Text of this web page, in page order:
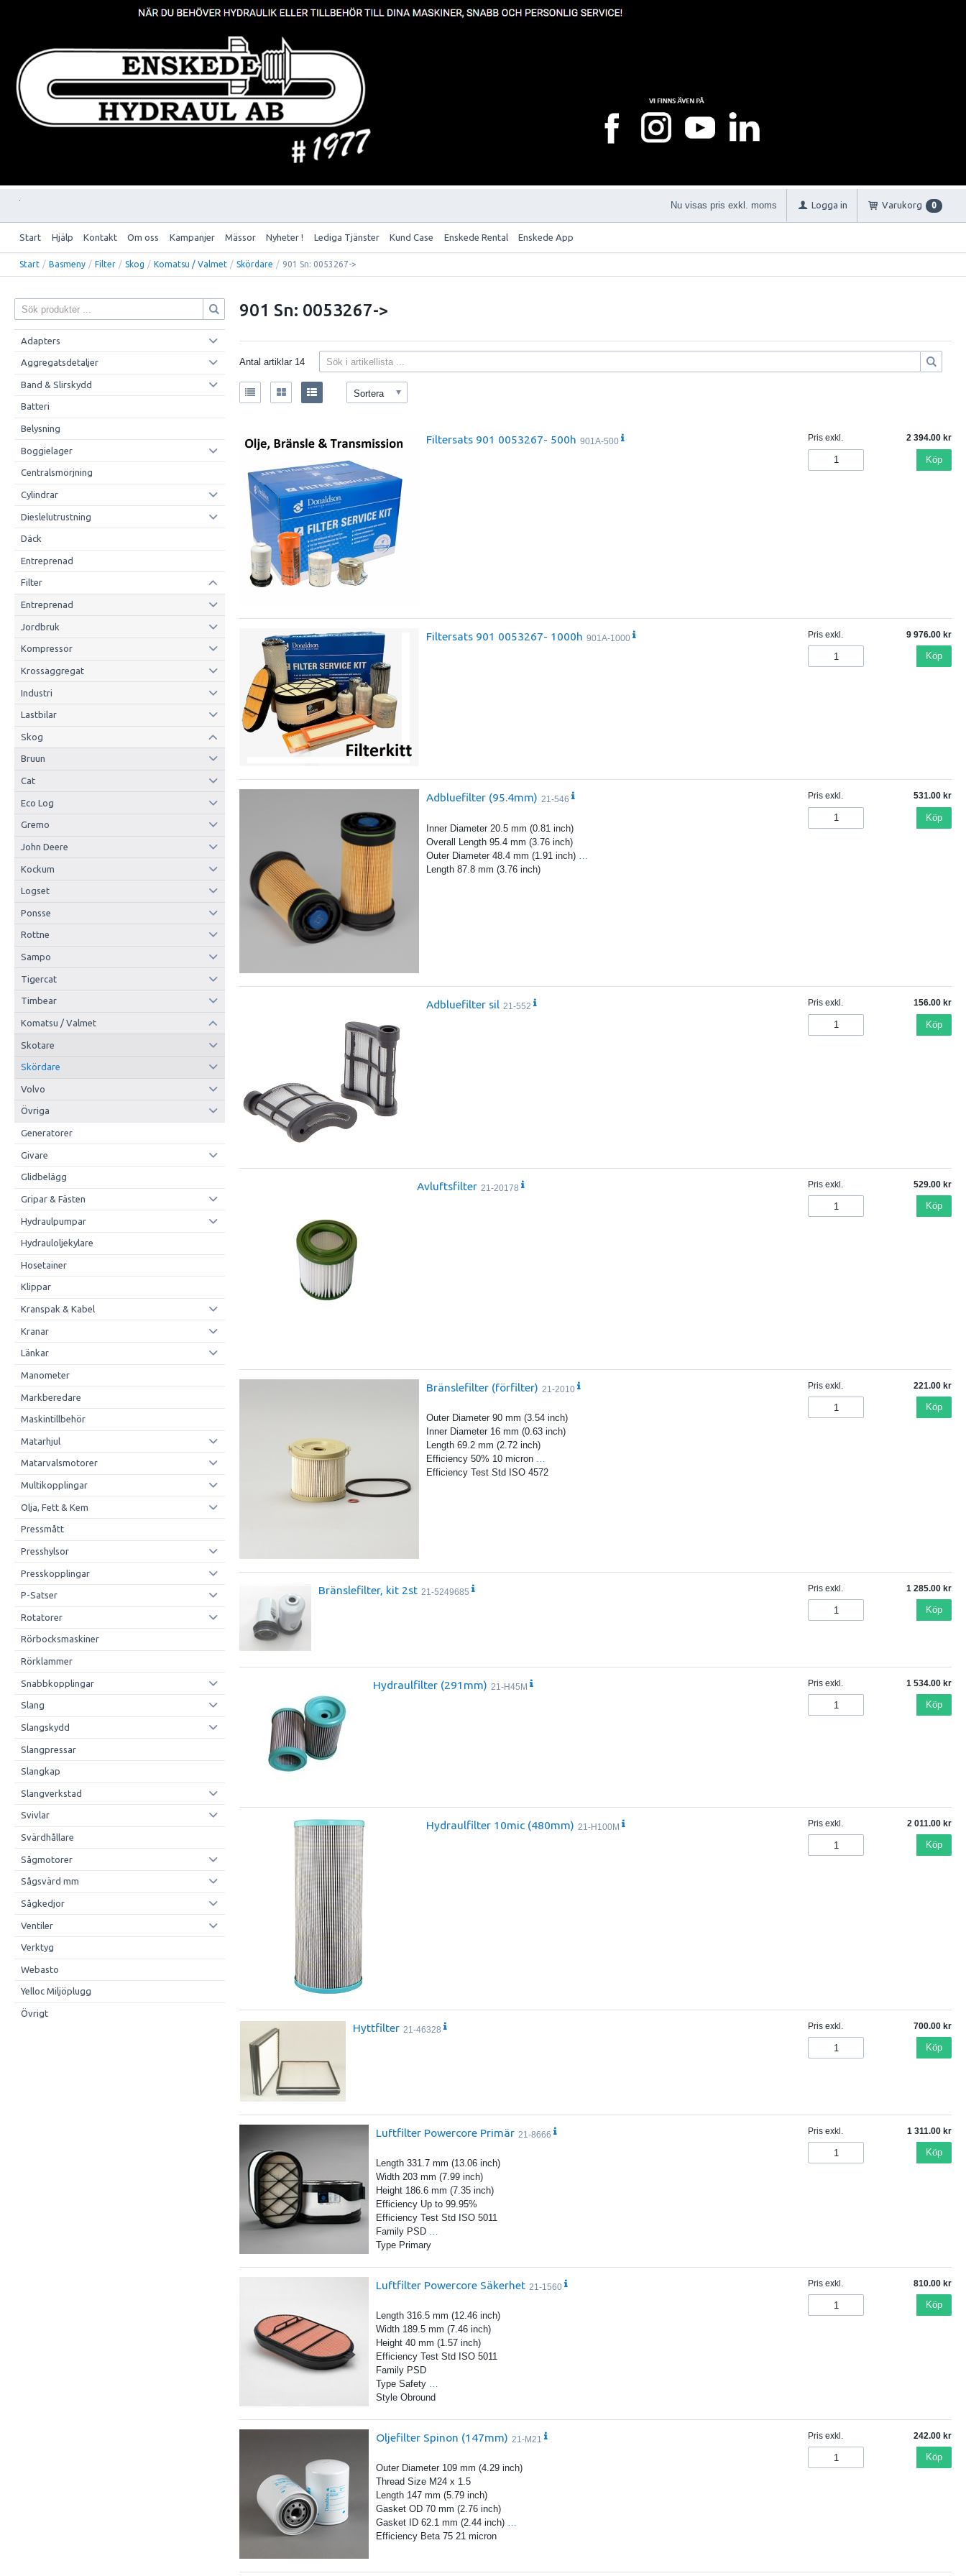
Nu visas pris exkl. moms Logga in Varukorg 0
Start Hjälp Kontakt Om oss Kampanjer Mässor Nyheter ! Lediga Tjänster Kund Case Enskede Rental Enskede App
Start / Basmeny / Filter / Skog / Komatsu / Valmet / Skördare / 901 Sn: 0053267->
Adapters
Aggregatsdetaljer
Band & Slirskydd
Batteri
Belysning
Boggielager
Centralsmörjning
Cylindrar
Dieslelutrustning
Däck
Entreprenad
Filter
Entreprenad
Jordbruk
Kompressor
Krossaggregat
Industri
Lastbilar
Skog
Bruun
Cat
Eco Log
Gremo
John Deere
Kockum
Logset
Ponsse
Rottne
Sampo
Tigercat
Timbear
Komatsu / Valmet
Skotare
Skördare
Volvo
Övriga
Generatorer
Givare
Glidbelägg
Gripar & Fästen
Hydraulpumpar
Hydrauloljekylare
Hosetainer
Klippar
Kranspak & Kabel
Kranar
Länkar
Manometer
Markberedare
Maskintillbehör
Matarhjul
Matarvalsmotorer
Multikopplingar
Olja, Fett & Kem
Pressmått
Presshylsor
Presskopplingar
P-Satser
Rotatorer
Rörbocksmaskiner
Rörklammer
Snabbkopplingar
Slang
Slangskydd
Slangpressar
Slangkap
Slangverkstad
Svivlar
Svärdhållare
Sågmotorer
Sågsvärd mm
Sågkedjor
Ventiler
Verktyg
Webasto
Yelloc Miljöplugg
Övrigt
901 Sn: 0053267->
Antal artiklar 14
Sortera
Filtersats 901 0053267- 500h 901A-500 Pris exkl. 2 394.00
Köp
Filtersats 901 0053267- 1000h 901A-1000 Pris exkl. 9 976.00
Köp
Adbluefilter (95.4mm) 21-546
Inner Diameter 20.5 mm (0.81 inch)
Overall Length 95.4 mm (3.76 inch)
Outer Diameter 48.4 mm (1.91 inch)
Length 87.8 mm (3.76 inch)
Pris exkl. 531.00
Köp
Adbluefilter sil 21-552 Pris exkl. 156.00
Köp
Avluftsfilter 21-20178 Pris exkl. 529.00
Köp
Bränslefilter (förfilter) 21-2010
Outer Diameter 90 mm (3.54 inch)
Inner Diameter 16 mm (0.63 inch)
Length 69.2 mm (2.72 inch)
Efficiency 50% 10 micron …
Efficiency Test Std ISO 4572
Pris exkl. 221.00
Köp
Bränslefilter, kit 2st 21-5249685 Pris exkl. 1 285.00
Köp
Hydraulfilter (291mm) 21-H45M Pris exkl. 1 534.00
Köp
Hydraulfilter 10mic (480mm) 21-H100M Pris exkl. 2 011.00
Köp
Hyttfilter 21-46328 Pris exkl. 700.00
Köp
Luftfilter Powercore Primär 21-8666
Length 331.7 mm (13.06 inch)
Width 203 mm (7.99 inch)
Height 186.6 mm (7.35 inch)
Efficiency Up to 99.95%
Efficiency Test Std ISO 5011
Family PSD …
Type Primary
Pris exkl. 1 311.00
Köp
Luftfilter Powercore Säkerhet 21-1560
Length 316.5 mm (12.46 inch)
Width 189.5 mm (7.46 inch)
Height 40 mm (1.57 inch)
Efficiency Test Std ISO 5011
Family PSD
Type Safety …
Style Obround
Pris exkl. 810.00
Köp
Oljefilter Spinon (147mm) 21-M21
Outer Diameter 109 mm (4.29 inch)
Thread Size M24 x 1.5
Length 147 mm (5.79 inch)
Gasket OD 70 mm (2.76 inch)
Gasket ID 62.1 mm (2.44 inch) …
Efficiency Beta 75 21 micron
Pris exkl. 242.00
Köp